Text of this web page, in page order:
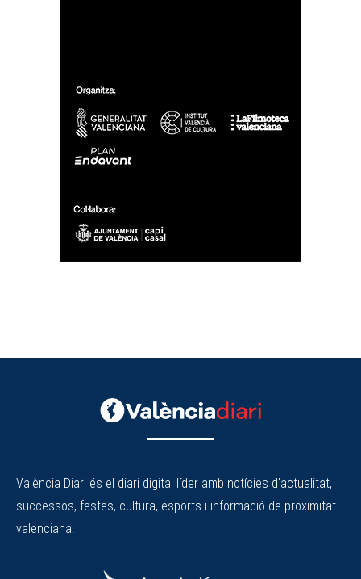
València Diari és el diari digital líder amb notícies d'actualitat,
successos, festes, cultura, esports i informació de proximitat
valenciana.